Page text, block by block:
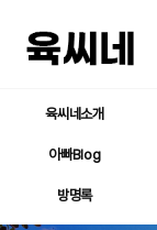
육씨네소개
아빠Blog
방명록